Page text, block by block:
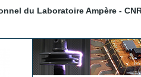
du Laboratoire Ampère -